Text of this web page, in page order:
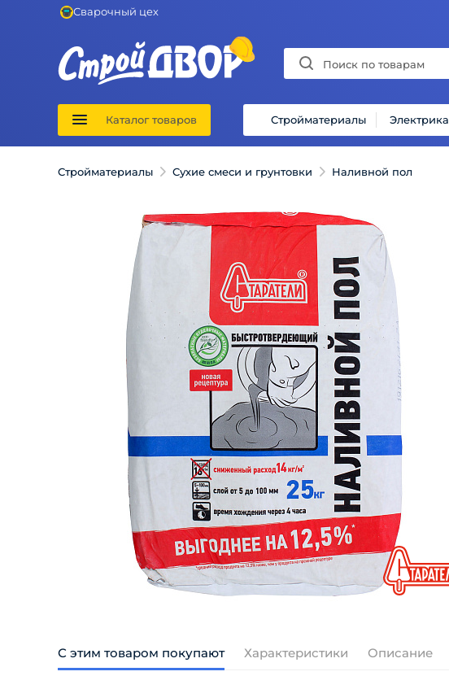
Сварочный цех
Каталог товаров Стройматериалы Электрика
Стройматериалы Сухие смеси и грунтовки Наливной пол
С этим товаром покупают Характеристики Описание